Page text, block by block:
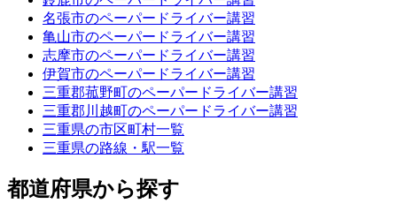
名張市のペーパードライバー講習
亀山市のペーパードライバー講習
志摩市のペーパードライバー講習
伊賀市のペーパードライバー講習
三重郡菰野町のペーパードライバー講習
三重郡川越町のペーパードライバー講習
三重県の市区町村一覧
三重県の路線・駅一覧
都道府県から探す